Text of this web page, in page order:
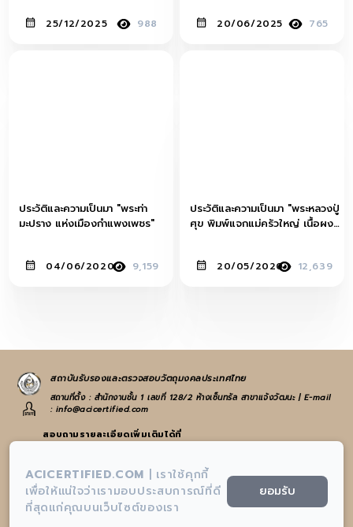
25/12/2025 988 20/06/2025 765
ประวัติและความเป็นมา "พระท่า
มะปราง แห่งเมืองกำแพงเพชร"
04/06/2020 9,159
ประวัติและความเป็นมา "พระหลวงปู่
ศุข พิมพ์แจกแม่ครัวใหญ่ เนื้อผง
20/05/2020 12,639
สถาบันรับรองและตรวจสอบวัตถุมงคลประเทศไทย
สถานที่ตั้ง : สำนักงานชั้น 1 เลขที่ 128/2 ห้างเซ็นทรัล สาขาแจ้งวัฒนะ | E-mail
: info@acicertified.com
สอบถามรายละเอียดเพิ่มเติมได้ที่
:info@acicertified.com
:สถาบันรับรองและตรวจสอบวัตถุมงคลประเทศไทย-AIC
ACICERTIFIED.COM
เราใช้คุกกี้
เพื่อให้แน่ใจว่าเรามอบประสบการณ์ที่ดี
ที่สุดแก่คุณบนเว็บไซต์ของเรา
ยอมรับ